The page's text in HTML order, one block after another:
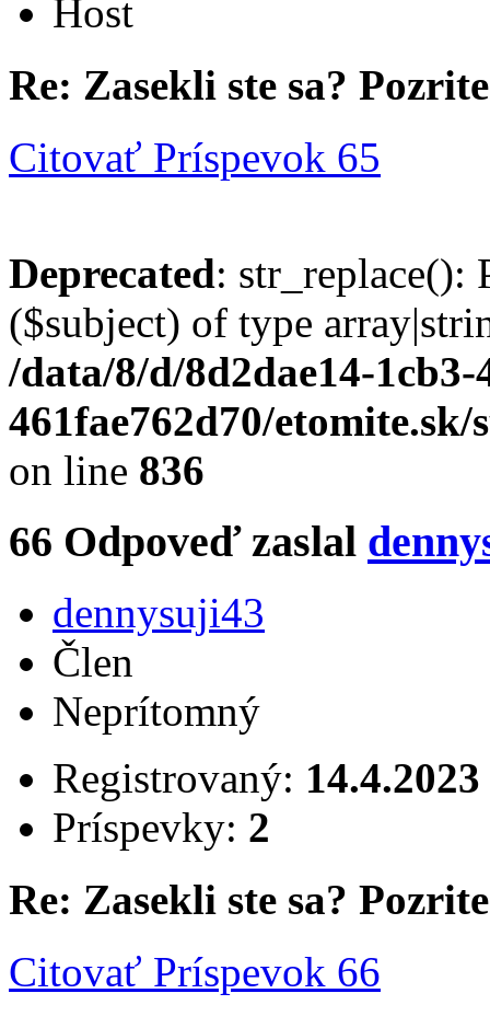
Host
Re: Zasekli ste sa?
Citovať Príspevok 65
Deprecated: str_replace():
($subject) of type
/data/8/d/8d2dae14-1cb3-
461fae762d70/
on line 836
66 Odpoveď zaslal
dennysuji43
Člen
Neprítomný
Registrovaný: 14.4.2023
Príspevky: 2
Re: Zasekli ste sa?
Citovať Príspevok 66